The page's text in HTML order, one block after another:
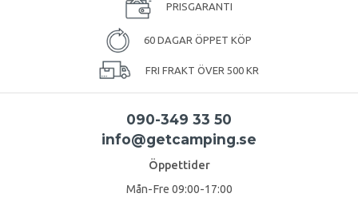
PRISGARANTI
60 DAGAR ÖPPET KÖP
FRI FRAKT ÖVER 500 KR
090-349 33 50
info@getcamping.se
Öppettider
Mån-Fre 09:00-17:00